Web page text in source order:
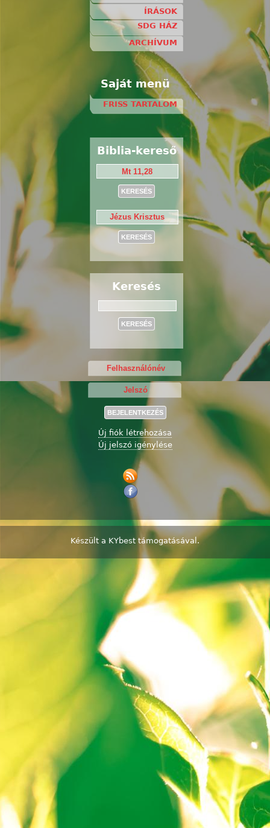
ÍRÁSOK
SDG HÁZ
ARCHÍVUM
Saját menü
FRISS TARTALOM
Biblia-kereső
Keresés
Új fiók létrehozása
Új jelszó igénylése
Készült a KYbest támogatásával.